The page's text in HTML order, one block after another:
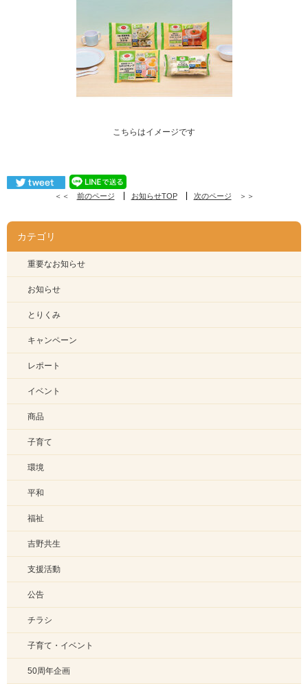
こちらはイメージです
＜＜ 前のページ お知らせTOP 次のページ ＞＞
カテゴリ
重要なお知らせ
お知らせ
とりくみ
キャンペーン
レポート
イベント
商品
子育て
環境
平和
福祉
吉野共生
支援活動
公告
チラシ
子育て・イベント
50周年企画